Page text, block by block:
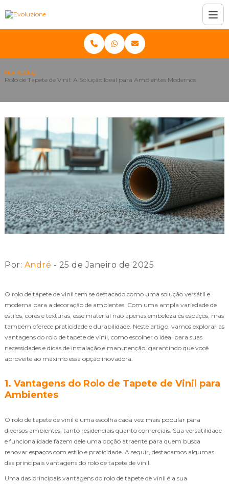
HomeBlog
Rolo de Tapete de Vinil: A Solução Ideal para Ambientes Modernos
Por: André - 25 de Janeiro de 2025
O rolo de tapete de vinil tem se destacado como uma solução versátil e
moderna para a decoração de ambientes. Com uma ampla variedade de
estilos, cores e texturas, esse material não apenas embeleza os espaços, mas
também oferece praticidade e durabilidade. Neste artigo, vamos explorar as
vantagens do rolo de tapete de vinil, como escolher o ideal para suas
necessidades e dicas de instalação e manutenção, garantindo que você
aproveite ao máximo essa opção inovadora.
1. Vantagens do Rolo de Tapete de Vinil para
Ambientes
O rolo de tapete de vinil é uma escolha cada vez mais popular para
diversos ambientes, tanto residenciais quanto comerciais. Sua versatilidade
e funcionalidade fazem dele uma opção atraente para quem busca
renovar espaços com estilo e praticidade. A seguir, destacamos algumas
das principais vantagens do rolo de tapete de vinil.
Uma das principais vantagens do rolo de tapete de vinil é a sua